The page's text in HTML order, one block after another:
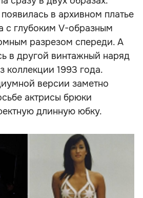
в архивном платье
с глубоким V-образным
разрезом спереди. А
в другой винтажный наряд
коллекции 1993 года.
версии заметно
актрисы брюки
длинную юбку.